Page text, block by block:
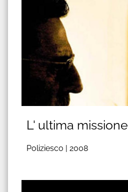
L' ultima missione
Poliziesco | 2008